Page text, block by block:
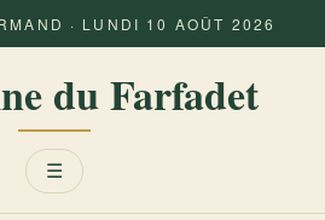
· LUNDI 10 AOÛT 2026
du Farfadet
Menu
☰